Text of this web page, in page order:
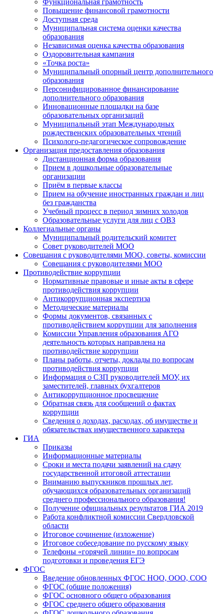
Функциональная грамотность
Повышение финансовой грамотности
Доступная среда
Муниципальная система оценки качества
образования
Независимая оценка качества образования
Оздоровительная кампания
«Точка роста»
Муниципальный опорный центр дополнительного
образования
Персонифицированное финансирование
дополнительного образования
Инновационные площадки на базе
образовательных организаций
Муниципальный этап Международных
рождественских образовательных чтений
Психолого-педагогическое сопровождение
Организация предоставления образования
Дистанционная форма образования
Прием в дошкольные образовательные
организации
Приём в первые классы
Прием на обучение иностранных граждан и лиц
без гражданства
Учебный процесс в период зимних холодов
Образовательные услуги для лиц с ОВЗ
Коллегиальные органы
Муниципальный родительский комитет
Совет руководителей МОО
Совещания с руководителями МОО, советы, комиссии
Совещания с руководителями МОО
Противодействие коррупции
Нормативные правовые и иные акты в сфере
противодействия коррупции
Антикоррупционная экспертиза
Методические материалы
Формы документов, связанных с
противодействием коррупции для заполнения
Комиссии Управления образования АГО
деятельность которых направлена на
противодействие коррупции
Планы работы, отчеты, доклады по вопросам
противодействия коррупции
Информация о СЗП руководителей МОУ, их
заместителей, главных бухгалтеров
Антикоррупционное просвещение
Обратная связь для сообщений о фактах
коррупции
Сведения о доходах, расходах, об имуществе и
обязательствах имущественного характера
ГИА
Приказы
Информационные материалы
Сроки и места подачи заявлений на сдачу
государственной итоговой аттестации
Вниманию выпускников прошлых лет,
обучающихся образовательных организаций
среднего профессионального образования!
Получение официальных результатов ГИА 2019
Работа конфликтной комиссии Свердловской
области
Итоговое сочинение (изложение)
Итоговое собеседование по русскому языку
Телефоны «горячей линии» по вопросам
подготовки и проведения ЕГЭ
ФГОС
Введение обновленных ФГОС НОО, ООО, СОО
ФГОС (общие положения)
ФГОС основного общего образования
ФГОС среднего общего образования